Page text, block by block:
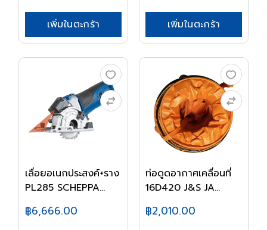
เพิ่มในตะกร้า เพิ่มในตะกร้า
เลื่อยอเนกประสงค์+ราง
PL285 SCHEPPA...
฿6,666.00
ท่อดูดอากาศเคลื่อนที่
16D420 J&S JA...
฿2,010.00